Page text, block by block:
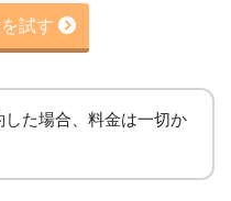
試す
た場合、料金は一切か